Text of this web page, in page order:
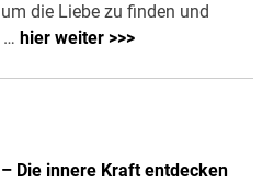
die Liebe zu finden und
… hier weiter >>>
Die innere Kraft entdecken